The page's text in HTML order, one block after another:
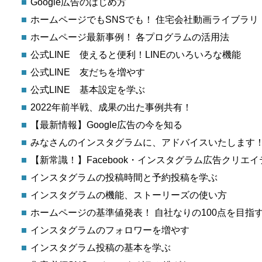
ホームページでもSNSでも！ 住宅会社動画ライブラリ
ホームページ最新事例！ 各プログラムの活用法
公式LINE 使えると便利！LINEのいろいろな機能
公式LINE 友だちを増やす
公式LINE 基本設定を学ぶ
2022年前半戦、成果の出た事例共有！
【最新情報】Google広告の今を知る
みなさんのインスタグラムに、アドバイスいたします！
【新常識！】Facebook・インスタグラム広告クリエイ
インスタグラムの投稿時間と予約投稿を学ぶ
インスタグラムの機能、ストーリーズの使い方
ホームページの基準値発表！ 自社なりの100点を目指
インスタグラムのフォロワーを増やす
インスタグラム投稿の基本を学ぶ